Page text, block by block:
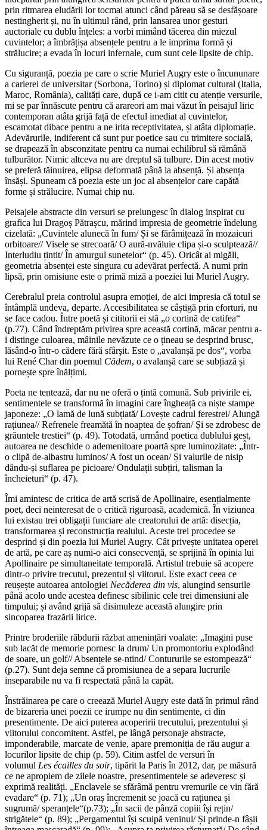
prin ritmarea eludării lor tocmai atunci când păreau să se desfășoare
nestingherit și, nu în ultimul rând, prin lansarea unor gesturi
auctoriale cu dublu înțeles: a vorbi mimând tăcerea din miezul
cuvintelor; a îmbrățișa absențele pentru a le imprima formă și
strălucire; a evada în locuri infernale, cum sunt cele lipsite de chip.
Cu siguranță, poezia pe care o scrie Muriel Augry este o încununare
a carierei de universitar (Sorbona, Torino) și diplomat cultural (Italia,
Maroc, România), calități care, după ce i-am citit cu atenție versurile,
mi se par înnăscute pentru că arareori am mai văzut în peisajul liric
contemporan atâta grijă față de efectul imediat al cuvintelor,
escamotat dibace pentru a ne irita receptivitatea, și atâta diplomație.
Adevărurile, indiferent că sunt pur poetice sau cu trimitere socială,
se drapează în absconzitate pentru ca numai echilibrul să rămână
tulburător. Nimic altceva nu are dreptul să tulbure. Din acest motiv
se preferă tăinuirea, elipsa deformată până la absență. Și absența
însăși. Spuneam că poezia este un joc al absențelor care capătă
forme și strălucire. Numai chip nu.
Peisajele abstracte din versuri se prelungesc în dialog inspirat cu
grafica lui Dragoș Pătrașcu, mărind impresia de geometrie îndelung
cizelată: „Cuvintele alunecă în fum/ Și se fărâmițează în mozaicuri
orbitoare// Visele se strecoară/ O aură-nvăluie clipa și-o sculptează//
Interludiu țintit/ În amurgul sunetelor“ (p. 45). Oricât ai migăli,
geometria absenței este singura cu adevărat perfectă. A numi prin
lipsă, prin omisiune este o primă miză a poeziei lui Muriel Augry.
Cerebralul preia controlul asupra emoției, de aici impresia că totul se
întâmplă undeva, departe. Accesibilitatea se câștigă prin eforturi, nu
se face cadou. Între poetă și cititorii ei stă „o cortină de catifea“
(p.77). Când îndreptăm privirea spre această cortină, măcar pentru a-
i distinge culoarea, mâinile nevăzute ce o țineau se desprind brusc,
lăsând-o într-o cădere fără sfârşit. Este o „avalanșă pe dos“, vorba
lui René Char din poemul Cădem, o avalanșă care se subțiază și
pornește spre înălțimi.
Poeta ne tentează, dar nu ne oferă o țintă comună. Sub privirile ei,
sentimentele se transformă în imagini care îngheață ca niște stampe
japoneze: „O lamă de lună subțiată/ Lovește cadrul ferestrei/ Alungă
rațiunea// Refrenele freamătă în noaptea de șofran/ Și se zdrobesc de
grăuntele trestiei“ (p. 49). Totodată, urmând poetica dublului gest,
autoarea ne deschide o ademenitoare poartă spre luminozitate: „Într-
o clipă de-albastru luminos/ A fost un ocean/ Și valurile de nisip
dându-și suflarea pe picioare/ Ondulații subțiri, talisman la
încheieturi“ (p. 47).
Îmi amintesc de critica de artă scrisă de Apollinaire, esențialmente
poet, deci neinteresat de o critică riguroasă, academică. În viziunea
lui existau trei obligații funciare ale creatorului de artă: disecția,
transformarea și reconstrucția realului. Aceste trei procedee se
desprind și din poezia lui Muriel Augry. Cât privește unitatea operei
de artă, pe care aș numi-o aici consecvență, se sprijină în opinia lui
Apollinaire pe simultaneitate temporală. Artistul trebuie să acopere
dintr-o privire trecutul, prezentul și viitorul. Este exact ceea ce
reușește autoarea antologiei Necăderea din vis, alungind sensurile
până acolo unde acestea definesc sibilinic cele trei dimensiuni ale
timpului; și având grijă să disimuleze această alungire prin
sincoparea frazării lirice.
Printre broderiile răbdurii răzbat amenințări voalate: „Imagini puse
sub lacăt de memorie pornesc la drum/ Un promontoriu explodând
de soare, un golf// Absențele se-ntind/ Contururile se estompează“
(p.27). Sunt deja semne că promisiunea de a separa lucrurile
inseparabile nu va fi respectată până la capăt.
Înstrăinarea pe care o creează Muriel Augry este dată în primul rând
de bizareria unei poezii ce irumpe nu din sentimente, ci din
presentimente. De aici puterea acoperirii trecutului, prezentului și
viitorului concomitent. Astfel, pe lângă personaje abstracte,
imponderabile, marcate de venie, apare premoniția de rău augur a
locurilor lipsite de chip (p. 59). Citim astfel de versuri în
volumul Les écailles du soir, tipărit la Paris în 2012, dar, pe măsură
ce ne apropiem de zilele noastre, presentimentele se adeveresc și
exprimă realități. „Enclavele se sfărâmă pentru vremurile ce vin fără
evadare“ (p. 71); „Un oraș încremenit se joacă cu rațiunea și
sugrumă/ speranțele“(p.73); „În sacii de pânză copiii își rețin/
strigătele“ (p. 89); „Pergamentul își scuipă veninul/ Și prinde-n fâșii